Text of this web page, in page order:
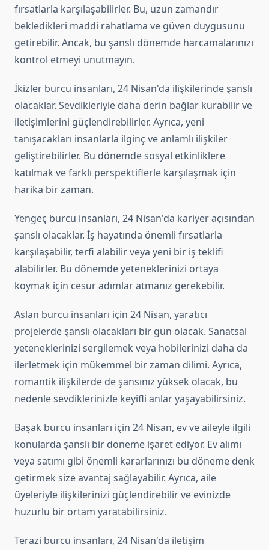
fırsatlarla karşılaşabilirler. Bu, uzun zamandır
bekledikleri maddi rahatlama ve güven duygusunu
getirebilir. Ancak, bu şanslı dönemde harcamalarınızı
kontrol etmeyi unutmayın.
İkizler burcu insanları, 24 Nisan'da ilişkilerinde şanslı
olacaklar. Sevdikleriyle daha derin bağlar kurabilir ve
iletişimlerini güçlendirebilirler. Ayrıca, yeni
tanışacakları insanlarla ilginç ve anlamlı ilişkiler
geliştirebilirler. Bu dönemde sosyal etkinliklere
katılmak ve farklı perspektiflerle karşılaşmak için
harika bir zaman.
Yengeç burcu insanları, 24 Nisan'da kariyer açısından
şanslı olacaklar. İş hayatında önemli fırsatlarla
karşılaşabilir, terfi alabilir veya yeni bir iş teklifi
alabilirler. Bu dönemde yeteneklerinizi ortaya
koymak için cesur adımlar atmanız gerekebilir.
Aslan burcu insanları için 24 Nisan, yaratıcı
projelerde şanslı olacakları bir gün olacak. Sanatsal
yeteneklerinizi sergilemek veya hobilerinizi daha da
ilerletmek için mükemmel bir zaman dilimi. Ayrıca,
romantik ilişkilerde de şansınız yüksek olacak, bu
nedenle sevdiklerinizle keyifli anlar yaşayabilirsiniz.
Başak burcu insanları için 24 Nisan, ev ve aileyle ilgili
konularda şanslı bir döneme işaret ediyor. Ev alımı
veya satımı gibi önemli kararlarınızı bu döneme denk
getirmek size avantaj sağlayabilir. Ayrıca, aile
üyeleriyle ilişkilerinizi güçlendirebilir ve evinizde
huzurlu bir ortam yaratabilirsiniz.
Terazi burcu insanları, 24 Nisan'da iletişim